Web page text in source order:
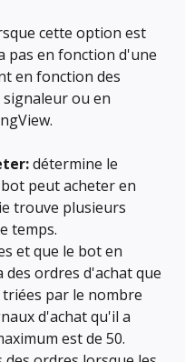
cette option est
pas en fonction d'une
en fonction des
ou en
détermine le
peut acheter en
trouve plusieurs
temps.
et que le bot en
ordres d'achat que
par le nombre
d'achat qu'il a
est de 50.